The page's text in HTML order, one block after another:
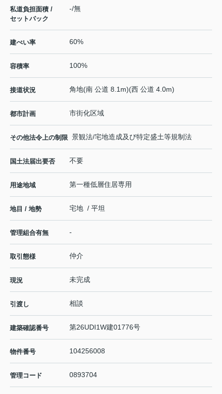
私道負担面積 /
セットバック
-/無
建ぺい率 60%
容積率 100%
接道状況 角地(南 公道 8.1m)(西 公道 4.0m)
都市計画 市街化区域
その他法令上の制限 景観法/宅地造成及び特定盛土等規制法
国土法届出要否 不要
用途地域 第一種低層住居専用
地目 / 地勢 宅地 / 平坦
管理組合有無 -
取引態様 仲介
現況 未完成
引渡し 相談
建築確認番号 第26UDI1W建01776号
物件番号 104256008
管理コード 0893704